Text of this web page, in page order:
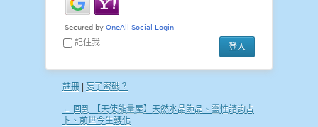
記住我
註冊 忘了密碼？
← 回到 【天使能量屋】天然水晶飾品、靈性諮詢占
卜、前世今生轉化